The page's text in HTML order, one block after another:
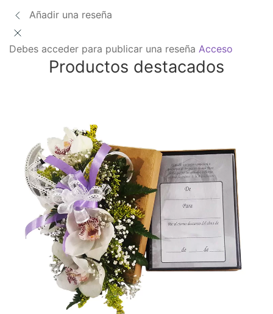
Añadir una reseña
Debes acceder para publicar una reseña Acceso
Productos destacados